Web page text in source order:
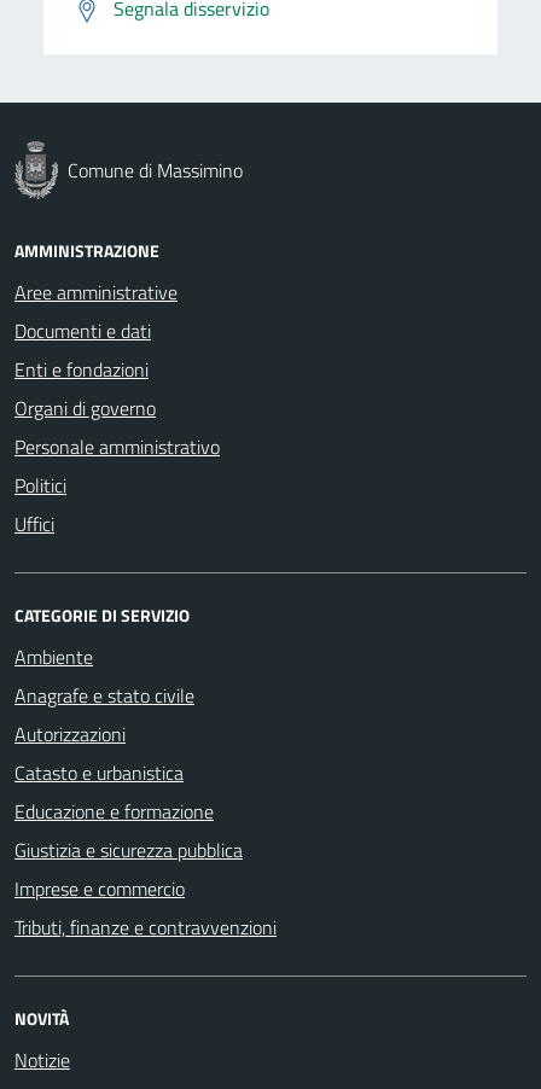
Segnala disservizio
Comune di Massimino
AMMINISTRAZIONE
Aree amministrative
Documenti e dati
Enti e fondazioni
Organi di governo
Personale amministrativo
Politici
Uffici
CATEGORIE DI SERVIZIO
Ambiente
Anagrafe e stato civile
Autorizzazioni
Catasto e urbanistica
Educazione e formazione
Giustizia e sicurezza pubblica
Imprese e commercio
Tributi, finanze e contravvenzioni
NOVITÀ
Notizie